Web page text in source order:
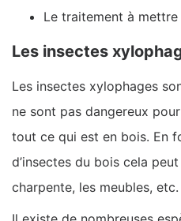
Le traitement à mettre
Les insectes
Les insectes xylophages
ne sont pas dangereux
tout ce qui est en bois. En
d’insectes du bois cela
charpente, les meubles, etc.